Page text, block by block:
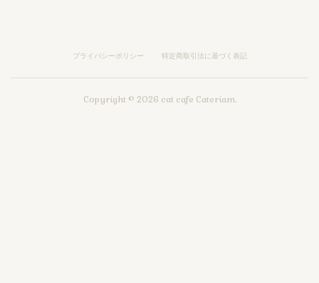
プライバシーポリシー 特定商取引法に基づく表記
Copyright © 2026 cat cafe Cateriam.